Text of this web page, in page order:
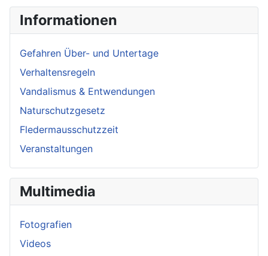
Informationen
Gefahren Über- und Untertage
Verhaltensregeln
Vandalismus & Entwendungen
Naturschutzgesetz
Fledermausschutzzeit
Veranstaltungen
Multimedia
Fotografien
Videos